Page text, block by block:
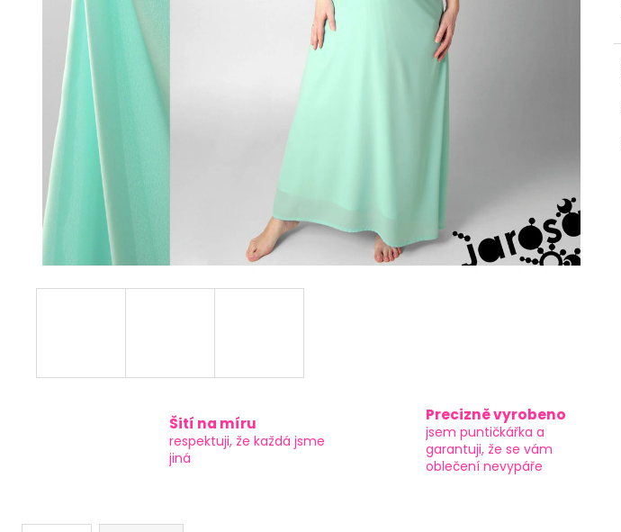
Šití na míru
respektuji, že každá jsme
jiná
Precizně vyrobeno
jsem puntičkářka a
garantuji, že se vám
oblečení nevypáře